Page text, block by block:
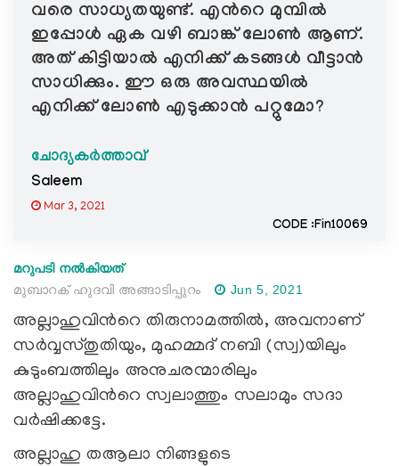
വരെ സാധ്യതയുണ്ട്. എന്‍റെ മുമ്പിൽ
ഇപ്പോൾ ഏക വഴി ബാങ്ക് ലോൺ ആണ്.
അത് കിട്ടിയാൽ എനിക്ക് കടങ്ങൾ വീട്ടാൻ
സാധിക്കും. ഈ ഒരു അവസ്ഥയിൽ
എനിക്ക് ലോൺ എടുക്കാൻ പറ്റുമോ?
ചോദ്യകർത്താവ്
Saleem
Mar 3, 2021
CODE :Fin10069
മറുപടി നൽകിയത്
മുബാറക് ഹുദവി അങ്ങാടിപ്പുറം
Jun 5, 2021
അല്ലാഹുവിന്‍റെ തിരുനാമത്തില്‍, അവനാണ്
സര്‍വ്വസ്തുതിയും, മുഹമ്മദ് നബി (സ്വ)യിലും
കുടുംബത്തിലും അനുചരന്മാരിലും
അല്ലാഹുവിന്‍റെ സ്വലാത്തും സലാമും സദാ
വര്‍ഷിക്കട്ടേ.
അല്ലാഹു തആലാ നിങ്ങളുടെ